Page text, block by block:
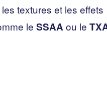
textures et les effets
le SSAAou le